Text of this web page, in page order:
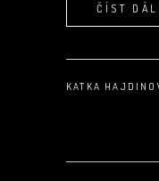
ČÍST
KATKA